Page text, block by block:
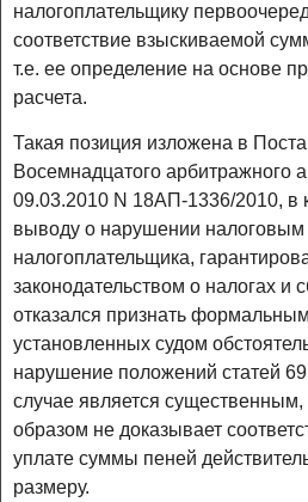
налогоплательщику
соответствие взыскиваемой
т.е. ее определение на основе
расчета.
Такая позиция изложена в
Восемнадцатого арбитражного
09.03.2010 N 18АП-1336/2010, в
выводу о нарушении налоговым
налогоплательщика,
законодательством о налогах и
отказался признать
установленных судом
нарушение положений статей
случае является
образом не доказывает
уплате суммы пеней
размеру.